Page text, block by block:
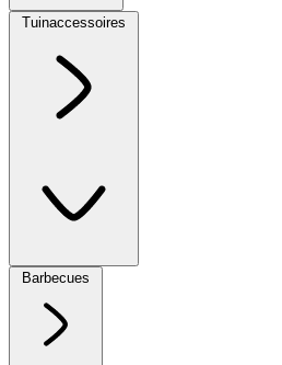
Tuinaccessoires
Barbecues